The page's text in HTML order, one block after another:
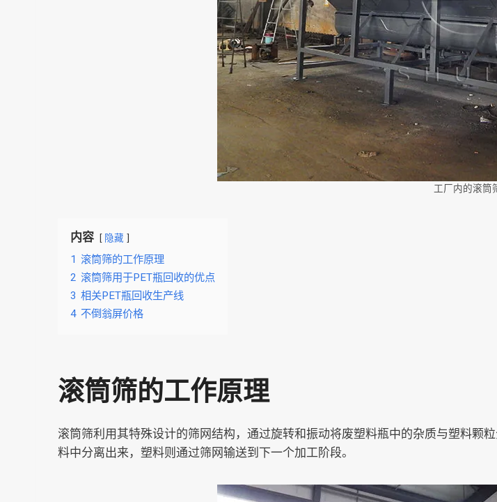
工厂内的滚筒
内容 隐藏
1 滚筒筛的工作原理
2 滚筒筛用于PET瓶回收的优点
3 相关PET瓶回收生产线
4 不倒翁屏价格
滚筒筛的工作原理
滚筒筛利用其特殊设计的筛网结构，通过旋转和振动将废塑料瓶中的杂质与塑料颗
料中分离出来，塑料则通过筛网输送到下一个加工阶段。